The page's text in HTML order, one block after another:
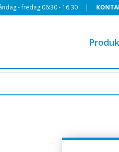
- fredag 06:30 - 16.30 |